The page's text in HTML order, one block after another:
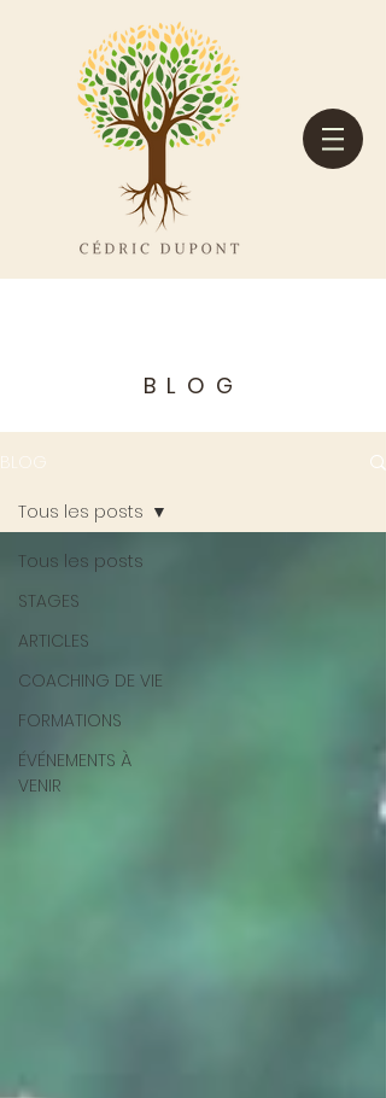
BLOG
BLOG
Tous les posts
STAGES
ARTICLES
COACHING DE VIE
FORMATIONS
ÉVÉNEMENTS À
VENIR
Tous les posts